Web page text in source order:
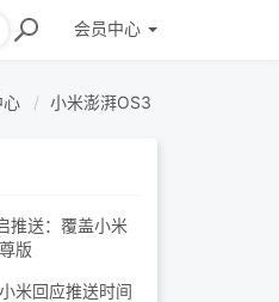
会员中心
心 小米澎湃OS3
推送：覆盖小米
版
米回应推送时间